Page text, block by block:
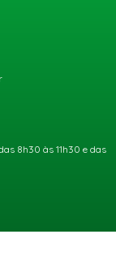
8h30 às 11h30 e das